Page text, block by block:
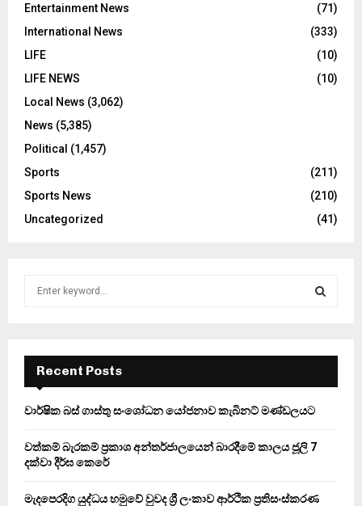
Entertainment News
(71)
International News
(333)
LIFE
(10)
LIFE NEWS
(10)
Local News (3,062)
News (5,385)
Political (1,457)
Sports
(211)
Sports News
(210)
Uncategorized
(41)
f
r
E
A
Recent Posts
වාර්ෂික බස් ගාස්තු සංශෝධන යෝජනාව කැබිනට් මණ්ඩලයට
වත්කම් බැරකම් ප්‍රකාශ අන්තර්ජාලයෙන් බාරදීමේ කාලය ජූලි 7
දක්වා දීර්ඝ කෙරේ
මැදපෙරදිග යුද්ධය හමුවේ වුවද ශ්‍රී ලංකාව ආර්ථික ප්‍රතිසංස්කරණ